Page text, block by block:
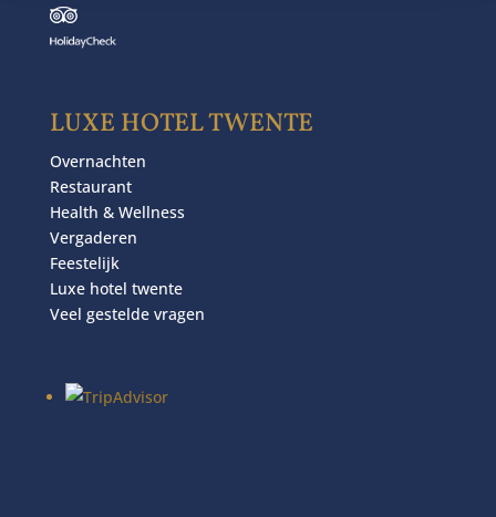
LUXE HOTEL TWENTE
Overnachten
Restaurant
Health & Wellness
Vergaderen
Feestelijk
Luxe hotel twente
Veel gestelde vragen